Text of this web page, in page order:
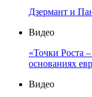
Дзермант и
Видео
«Точки Роста
основаниях
Видео